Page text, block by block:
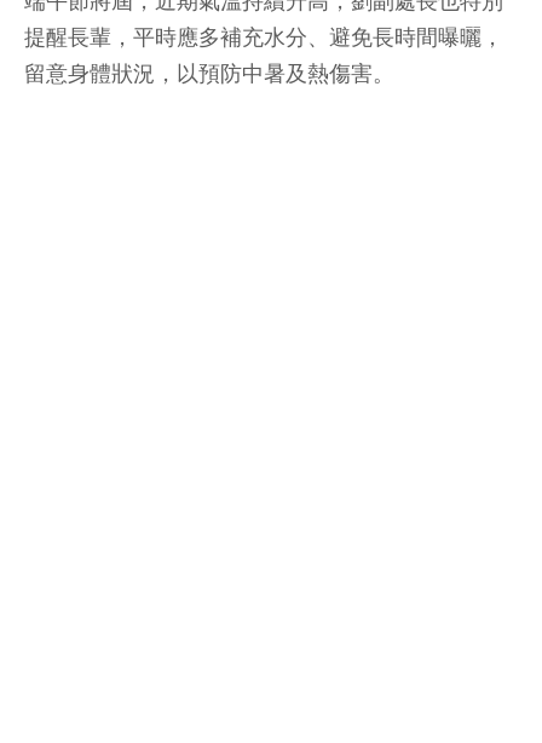
提醒長輩，平時應多補充水分、避免長時間曝曬，
留意身體狀況，以預防中暑及熱傷害。